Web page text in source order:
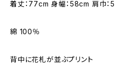
着丈：77cm 身幅：58cm 肩巾：
綿 100％
背中に花札が並ぶプリント